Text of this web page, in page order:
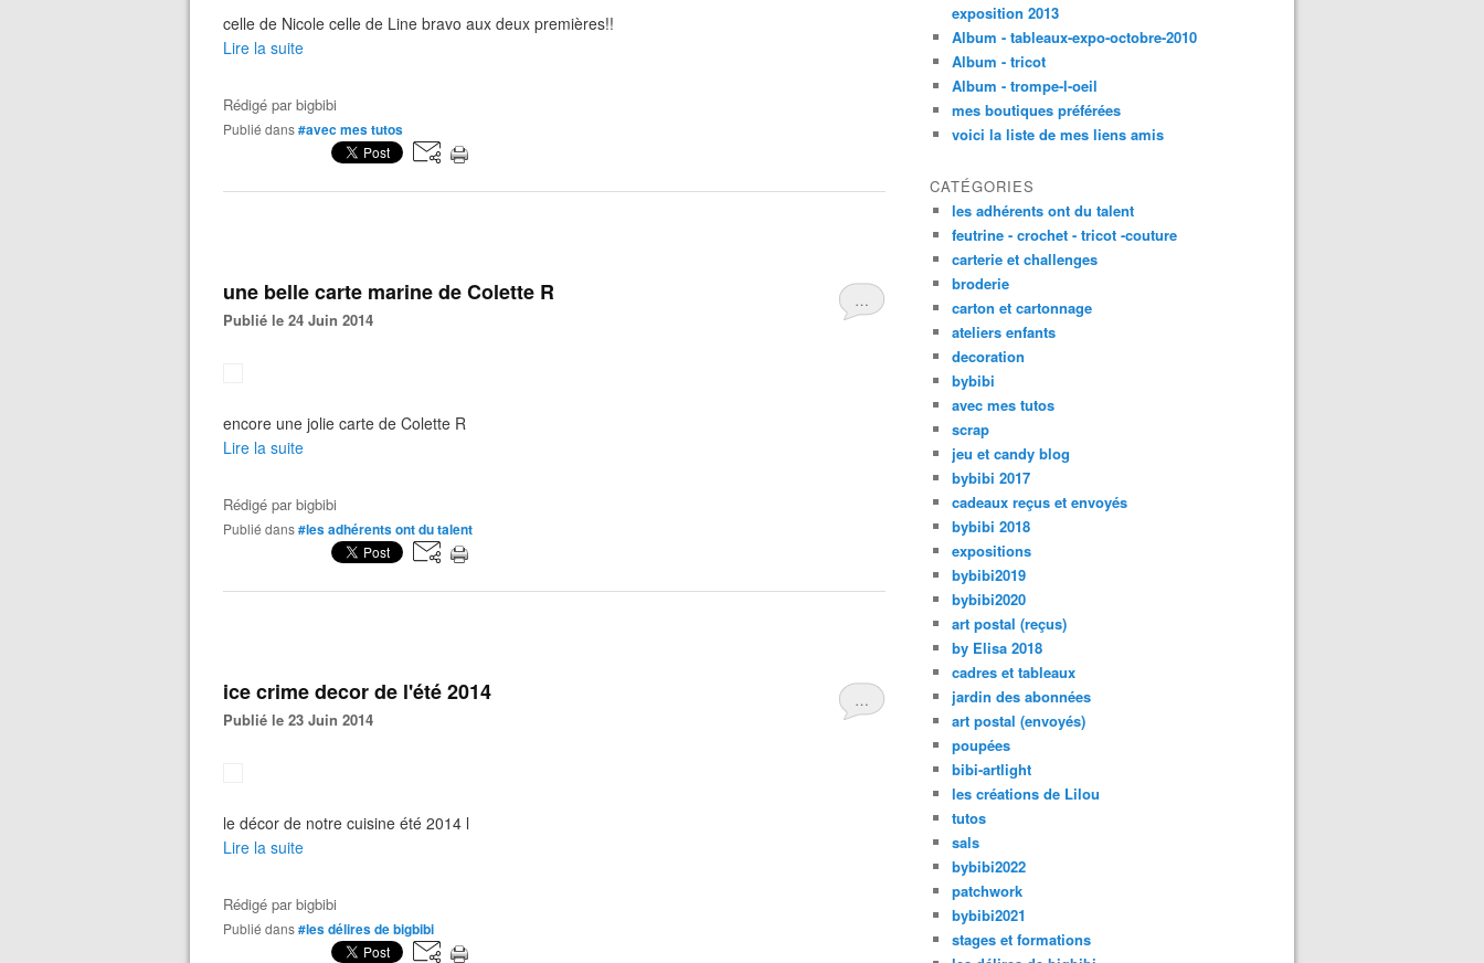
celle de Nicole celle de Line bravo aux deux premières!!
Lire la suite
Rédigé parbigbibi
Publié dans#avec mes tutos
…
une belle carte marine de Colette R
Publié le 24 Juin 2014
encore une jolie carte de Colette R
Lire la suite
Rédigé parbigbibi
Publié dans#les adhérents ont du talent
…
ice crime decor de l'été 2014
Publié le 23 Juin 2014
le décor de notre cuisine été 2014 l
Lire la suite
Rédigé parbigbibi
Publié dans#les délires de bigbibi
exposition 2013
Album - tableaux-expo-octobre-2010
Album - tricot
Album - trompe-l-oeil
mes boutiques préférées
voici la liste de mes liens amis
CATÉGORIES
les adhérents ont du talent
feutrine - crochet - tricot -couture
carterie et challenges
broderie
carton et cartonnage
ateliers enfants
decoration
bybibi
avec mes tutos
scrap
jeu et candy blog
bybibi 2017
cadeaux reçus et envoyés
bybibi 2018
expositions
bybibi2019
bybibi2020
art postal (reçus)
by Elisa 2018
cadres et tableaux
jardin des abonnées
art postal (envoyés)
poupées
bibi-artlight
les créations de Lilou
tutos
sals
bybibi2022
patchwork
bybibi2021
stages et formations